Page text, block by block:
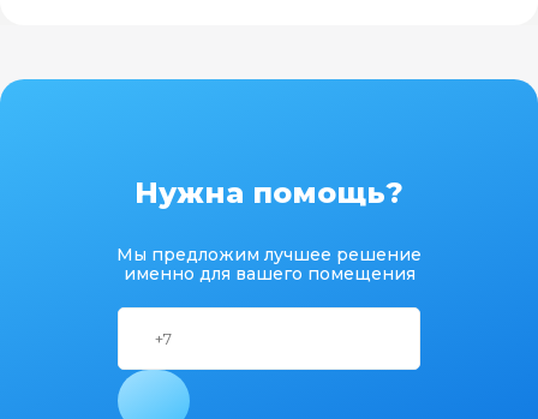
Нужна помощь?
Мы предложим лучшее решение
именно для вашего помещения